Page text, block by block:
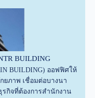
BUILDING
BUILDING) ออฟฟิศให้
ยภาพ เชื่อมต่อบางนา
กิจที่ต้องการสำนักงาน